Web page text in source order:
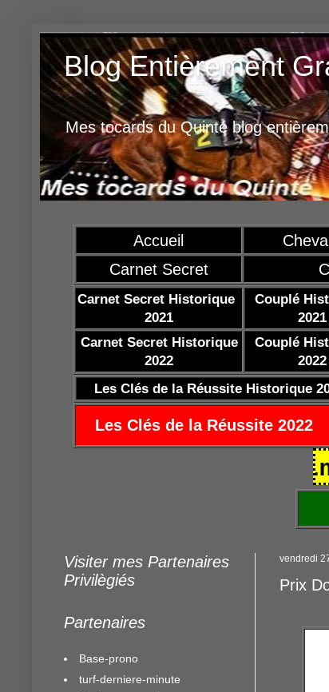
Blog Entièrement
Mes tocards du Quinté blog
Accueil
Carnet Secret
Carnet Secret Historique
2021
Couplé
2021
Carnet Secret Historique
2022
Couplé
2022
Les Clés de la Réussite Historique
Les Clés de la Réussite 2022
10/2021 https://
de
vendredi
Prix
Visiter mes Partenaires
Privilègiés
Partenaires
Base-prono
turf-derniere-minute